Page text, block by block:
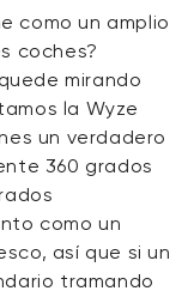
como un amplio
coches?
mirando
la Wyze
un verdadero
360 grados
como un
así que si un
tramando